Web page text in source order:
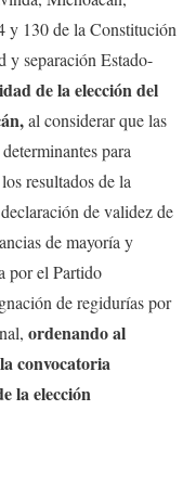
y 130 de la Constitución
y separación Estado-
de la elección del
al considerar que las
para
resultados de la
de validez de
de mayoría y
por el Partido
de regidurías por
ordenando al
convocatoria
la elección